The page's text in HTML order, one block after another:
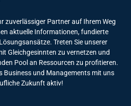
zuverlässiger Partner auf Ihrem Weg
aktuelle Informationen, fundierte
Treten Sie unserer
Gleichgesinnten zu vernetzen und
Pool an Ressourcen zu profitieren.
Business und Managements mit uns
Zukunft aktiv!